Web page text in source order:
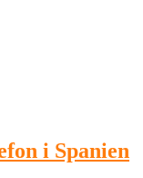
i Spanien